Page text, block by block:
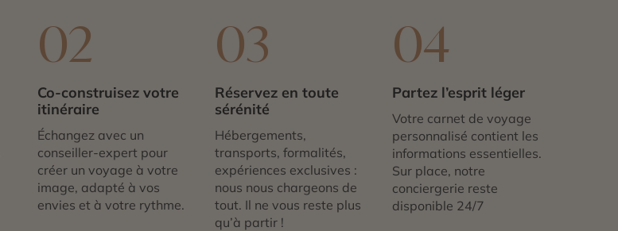
02
Co-construisez votre
itinéraire
Échangez avec un
conseiller-expert pour
créer un voyage à votre
image, adapté à vos
envies et à votre rythme.
03
Réservez en toute
sérénité
Hébergements,
transports, formalités,
expériences exclusives :
nous nous chargeons de
tout. Il ne vous reste plus
qu’à partir !
04
Partez l’esprit léger
Votre carnet de voyage
personnalisé contient les
informations essentielles.
Sur place, notre
conciergerie reste
disponible 24/7